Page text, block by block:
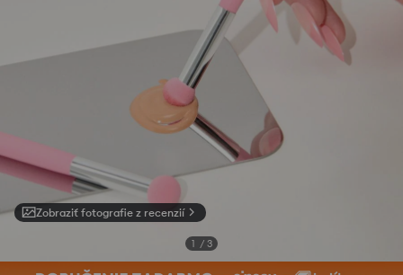
Zobraziť fotografie z recenzií
1 / 3